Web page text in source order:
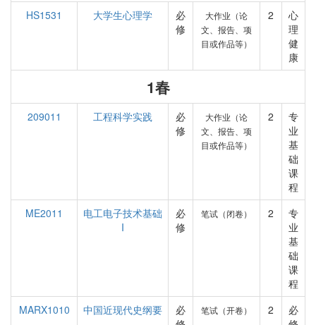
HS1531 大学生心理学
必
修
大作业（论
文、报告、项
目或作品等）
2
心
理
健
康
1春
209011 工程科学实践
必
修
大作业（论
文、报告、项
目或作品等）
2
专
业
基
础
课
程
ME2011
电工电子技术基础
I
必
修
笔试（闭卷） 2
专
业
基
础
课
程
MARX1010
中国近现代史纲要
必
笔试（开卷） 2
必